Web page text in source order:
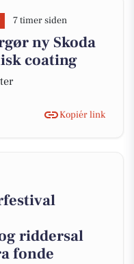
7 timer siden
ny Skoda
coating
Kopiér link
riddersal
fonde